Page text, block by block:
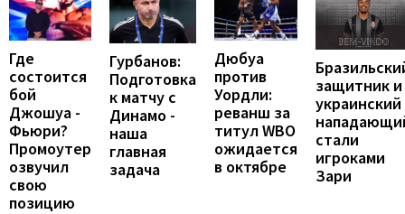
Где
состоится
бой
Джошуа -
Фьюри?
Промоутер
озвучил
свою
позицию
Гурбанов:
Подготовка
к матчу с
Динамо -
наша
главная
задача
Дюбуа
против
Уордли:
реванш за
титул WBO
ожидается
в октябре
защитник и
украинский
стали
игроками
Зари